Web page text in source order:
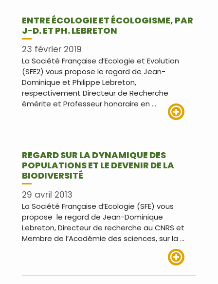
ENTRE ÉCOLOGIE ET ÉCOLOGISME, PAR
J-D. ET PH. LEBRETON
23 février 2019
La Société Française d’Ecologie et Evolution
(SFE2) vous propose le regard de Jean-
Dominique et Philippe Lebreton,
respectivement Directeur de Recherche
émérite et Professeur honoraire en …
REGARD SUR LA DYNAMIQUE DES
POPULATIONS ET LE DEVENIR DE LA
BIODIVERSITÉ
29 avril 2013
La Société Française d’Ecologie (SFE) vous
propose le regard de Jean-Dominique
Lebreton, Directeur de recherche au CNRS et
Membre de l’Académie des sciences, sur la …